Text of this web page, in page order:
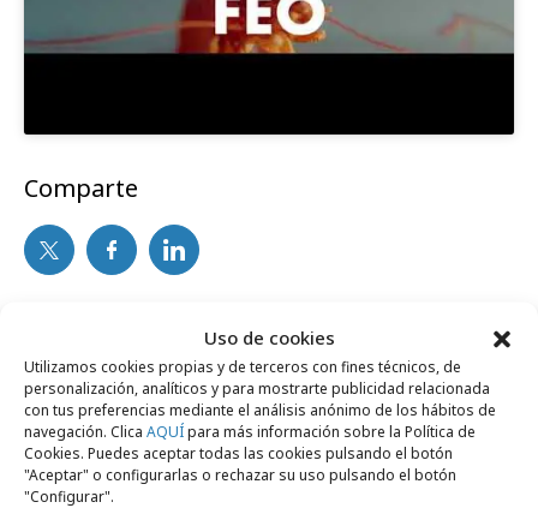
Uso de cookies
Utilizamos cookies propias y de terceros con fines técnicos, de
personalización, analíticos y para mostrarte publicidad relacionada
con tus preferencias mediante el análisis anónimo de los hábitos de
navegación. Clica AQUÍpara más información sobre la Política de
Cookies. Puedes aceptar todas las cookies pulsando el botón
"Aceptar" o configurarlas o rechazar su uso pulsando el botón
"Configurar".
Comparte
Noticias Relacionadas
No se han encontrado noticias relacionadas.